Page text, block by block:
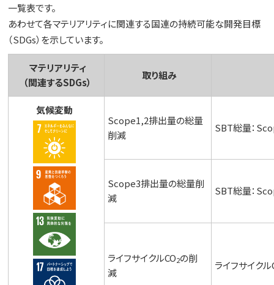
一覧表です。
あわせて各マテリアリティに関連する国連の持続可能な開発目標
（SDGs）を示しています。
マテリアリティ
（関連するSDGs）
取り組み
気候変動
Scope1,2排出量の総量
削減
SBT総量：
Scope3排出量の総量削
減
SBT総量：
ライフサイクルCO2の削
減
ライフサイクル